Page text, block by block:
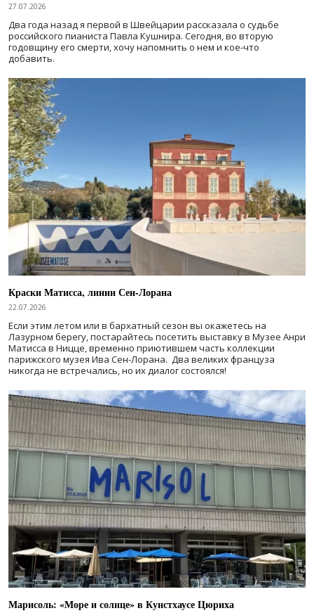
27.07.2026
Два года назад я первой в Швейцарии рассказала о судьбе
российского пианиста Павла Кушнира. Сегодня, во вторую
годовщину его смерти, хочу напомнить о нем и кое-что
добавить.
Краски Матисса, линии Сен-Лорана
22.07.2026
Если этим летом или в бархатный сезон вы окажетесь на
Лазурном берегу, постарайтесь посетить выставку в Музее Анри
Матисса в Ницце, временно приютившем часть коллекции
парижского музея Ива Сен-Лорана. Два великих француза
никогда не встречались, но их диалог состоялся!
Марисоль: «Море и солнце» в Кунстхаусе Цюриха